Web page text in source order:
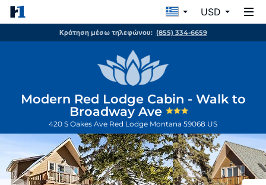
USD
Κράτηση μέσω τηλεφώνου: (855) 334-6659
Modern Red Lodge Cabin - Walk to
Broadway Ave
420 S Oakes Ave Red Lodge Montana 59068 US